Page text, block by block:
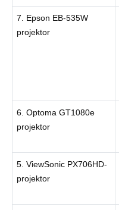
7. Epson EB-535W
projektor
6. Optoma GT1080e
projektor
5. ViewSonic PX706HD-
projektor